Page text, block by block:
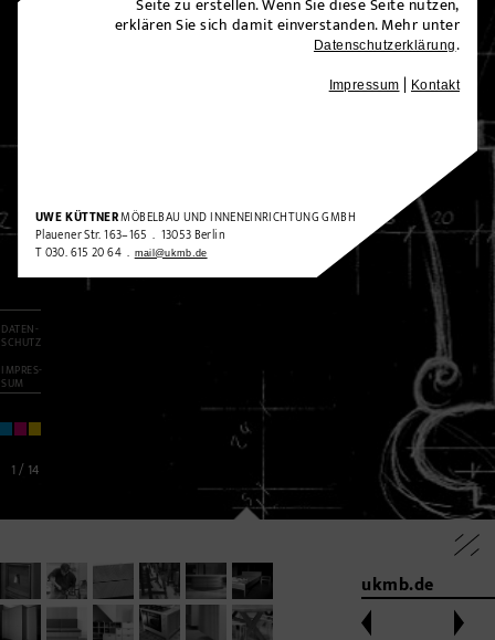
1 / 14
ukmb.de
DATEN-
SCHUTZ
IMPRES-
SUM
erklären Sie sich damit einverstanden. Mehr unter
Datenschutzerklärung.
Impressum | Kontakt
UWE KÜTTNERMÖBELBAU UND INNENEINRICHTUNG GMBH
Plauener Str. 163–165 . 13053 Berlin
T 030. 615 20 64 . mail@ukmb.de